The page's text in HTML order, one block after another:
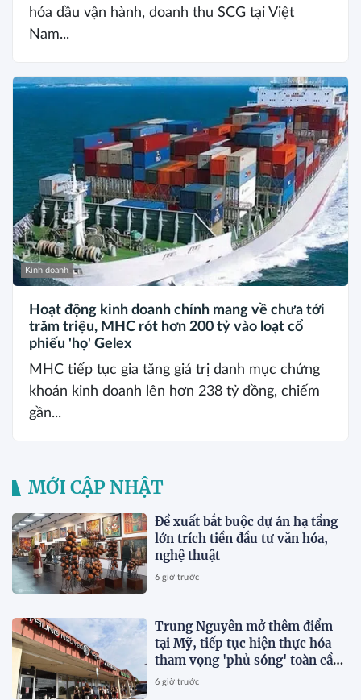
hóa dầu vận hành, doanh thu SCG tại Việt
Nam...
Kinh doanh
Hoạt động kinh doanh chính mang về chưa tới
trăm triệu, MHC rót hơn 200 tỷ vào loạt cổ
phiếu 'họ' Gelex
MHC tiếp tục gia tăng giá trị danh mục chứng
khoán kinh doanh lên hơn 238 tỷ đồng, chiếm
gần...
MỚI CẬP NHẬT
Đề xuất bắt buộc dự án hạ tầng
lớn trích tiền đầu tư văn hóa,
nghệ thuật
6 giờ trước
Trung Nguyên mở thêm điểm
tại Mỹ, tiếp tục hiện thực hóa
tham vọng 'phủ sóng' toàn cầu
của ông Đặng Lê Nguyên Vũ
6 giờ trước